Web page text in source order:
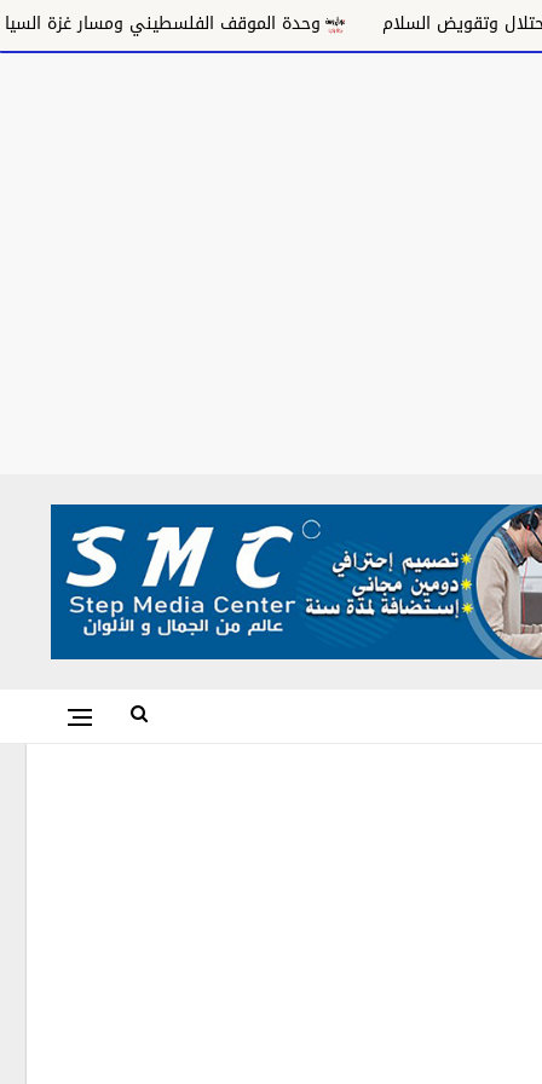
السلام وحدة الموقف الفلسطيني ومسار غزة السياسي